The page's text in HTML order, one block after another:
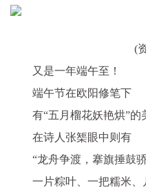
(
又是一年端午至！
端午节在欧阳修笔下
有“五月榴花妖艳烘”的
在诗人张榘眼中则有
“龙舟争渡，搴旗捶鼓
一片粽叶、一把糯米、